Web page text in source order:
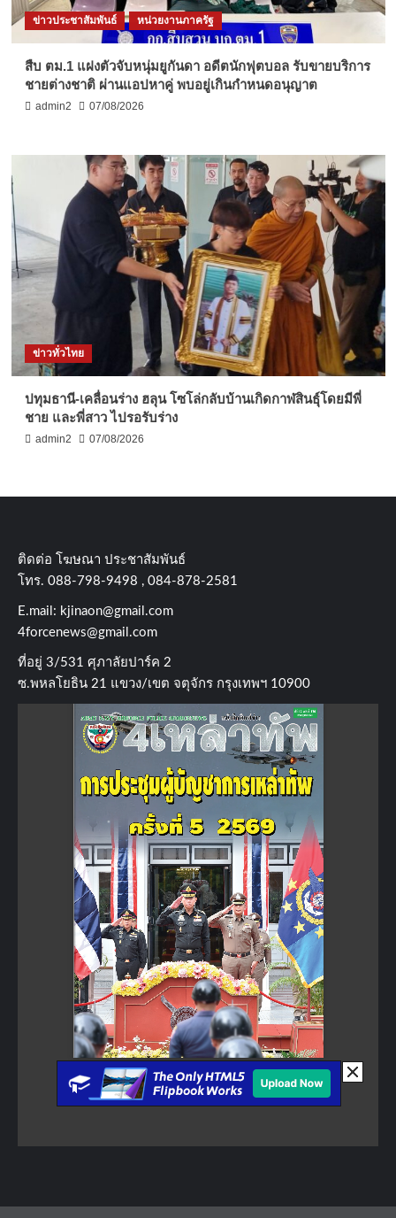
ข่าวประชาสัมพันธ์ หน่วยงานภาครัฐ
สืบ ตม.1 แฝงตัวจับหนุ่มยูกันดา อดีตนักฟุตบอล รับขายบริการ
ชายต่างชาติ ผ่านแอปหาคู่ พบอยู่เกินกำหนดอนุญาต
admin2 07/08/2026
ข่าวทั่วไทย
ปทุมธานี-เคลื่อนร่าง ฮลุน โซโล่กลับบ้านเกิดกาฬสินธุ์โดยมีพี่
ชาย และพี่สาว ไปรอรับร่าง
admin2 07/08/2026
ติดต่อ​ โฆษณา​ ประชาสัมพันธ์
โทร​. 088-798-9498 , 084-878-2581
E.mail: kjinaon@gmail.com
4forcenews@gmail.com
ที่อยู่​ 3/531​ ศุภาลัยปาร์ค​ 2
ซ.พหลโยธิน​ 21​ แขวง/เขต​ จตุจักร​ กรุงเทพฯ 10900